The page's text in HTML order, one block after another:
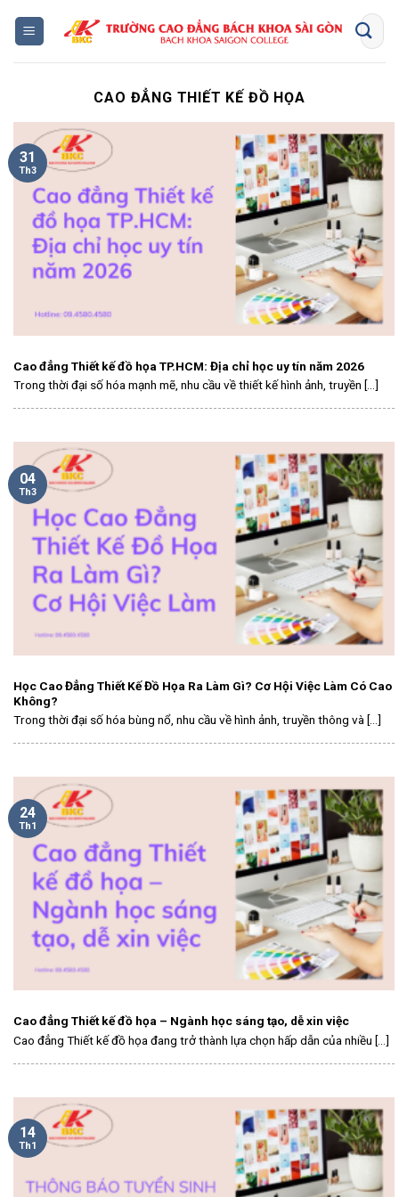
CAO ĐẲNG THIẾT KẾ ĐỒ HỌA
Cao đẳng Thiết kế đồ họa TP.HCM: Địa chỉ học uy tín năm 2026
Trong thời đại số hóa mạnh mẽ, nhu cầu về thiết kế hình ảnh, truyền [...]
31
Th3
Học Cao Đẳng Thiết Kế Đồ Họa Ra Làm Gì? Cơ Hội Việc Làm Có Cao
Không?
Trong thời đại số hóa bùng nổ, nhu cầu về hình ảnh, truyền thông và [...]
04
Th3
Cao đẳng Thiết kế đồ họa – Ngành học sáng tạo, dễ xin việc
Cao đẳng Thiết kế đồ họa đang trở thành lựa chọn hấp dẫn của nhiều [...]
24
Th1
14
Th1